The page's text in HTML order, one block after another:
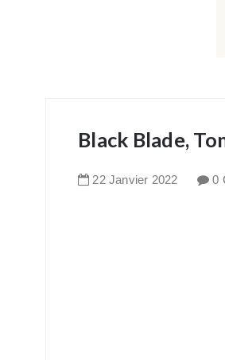
Black Blade,
22 Janvier 2022 0